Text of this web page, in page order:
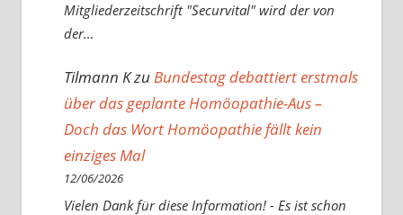
Mitgliederzeitschrift "Securvital" wird der von
der…
Tilmann KzuBundestag debattiert erstmals
über das geplante Homöopathie-Aus –
Doch das Wort Homöopathie fällt kein
einziges Mal
12/06/2026
Vielen Dank für diese Information! - Es ist schon